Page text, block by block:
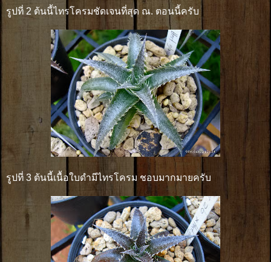
รูปที่ 2 ต้นนี้ไทรโครมชัดเจนที่สุด ณ. ตอนนี้ครับ
รูปที่ 3 ต้นนี้เนื้อใบดำมีไทรโครม ชอบมากมายครับ